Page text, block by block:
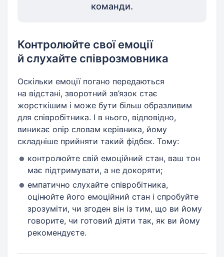
команди.
Контролюйте свої емоції
й слухайте співрозмовника
Оскільки емоції погано передаються
на відстані, зворотний зв’язок стає
жорсткішим і може бути більш образливим
для співробітника. І в нього, відповідно,
виникає опір словам керівника, йому
складніше прийняти такий фідбек. Тому:
контролюйте свій емоційний стан, ваш тон
має підтримувати, а не докоряти;
емпатично слухайте співробітника,
оцінюйте його емоційний стан і спробуйте
зрозуміти, чи згоден він із тим, що ви йому
говорите, чи готовий діяти так, як ви йому
рекомендуєте.